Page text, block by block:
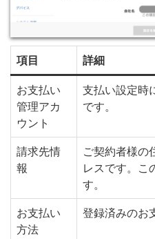
項目
詳細
お支払い
管理アカ
ウント
支払い設定時
です。
請求先情
報
ご契約者様の
レスです。こ
す。
お支払い
方法
登録済みのお